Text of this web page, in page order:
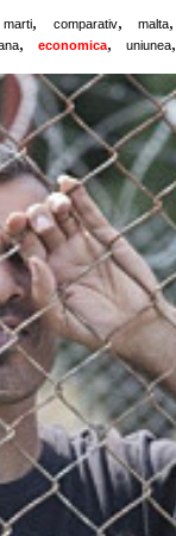
marti, comparativ, malta,
, economica, uniunea,